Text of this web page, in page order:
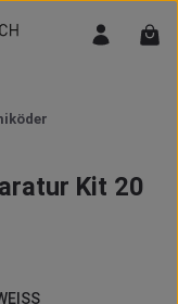
Kit 20